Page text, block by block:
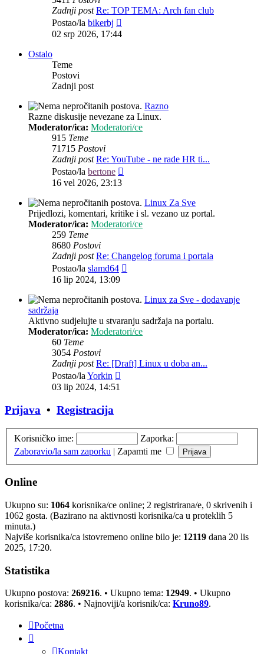
Zadnji post Re: TOP TEMA: Arch fan club
Postao/la bikerbj
02 srp 2026, 17:44
Ostalo
Teme
Postovi
Zadnji post
Razno
Razne diskusije nevezane za Linux.
Moderator/ica: Moderatori/ce
915 Teme
71715 Postovi
Zadnji post Re: YouTube - ne rade HR ti...
Postao/la bertone
16 vel 2026, 23:13
Linux Za Sve
Prijedlozi, komentari, kritike i sl. vezano uz portal.
Moderator/ica: Moderatori/ce
259 Teme
8680 Postovi
Zadnji post Re: Changelog foruma i portala
Postao/la slamd64
16 lip 2024, 13:09
Linux za Sve - dodavanje
sadržaja
Aktivno sudjelujte u stvaranju sadržaja na portalu.
Moderator/ica: Moderatori/ce
60 Teme
3054 Postovi
Zadnji post Re: [Draft] Linux u doba an...
Postao/laYorkin
03 lip 2024, 14:51
Prijava • Registracija
Korisničko ime:
Zaporka:
Zaboravio/la sam zaporku | Zapamti me
Online
Ukupno su: 1064 korisnika/ce online; 2 registrirana/e, 0 skrivenih i
1062 gosta. (Bazirano na aktivnosti korisnika/ca u proteklih 5
minuta.)
Najviše korisnika/ca istovremeno online bilo je: 12119 dana 20 lis
2025, 17:20.
Statistika
Ukupno postova: 269216. • Ukupno tema: 12949. • Ukupno
korisnika/ca: 2886. • Najnoviji/a korisnik/ca: Kruno89.
Početna
Kontakt